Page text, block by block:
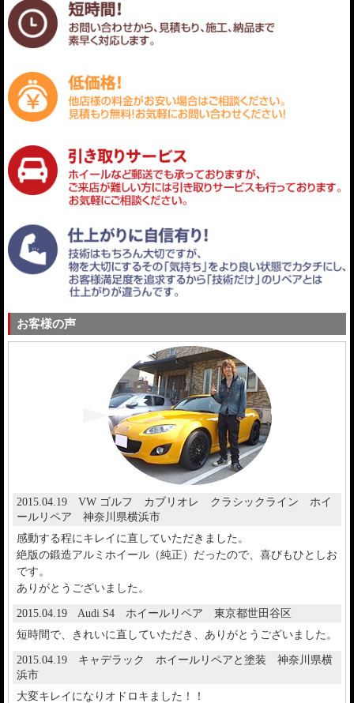
お客様の声
2015.04.19 VW ゴルフ カブリオレ クラシックライン ホイ
ールリペア 神奈川県横浜市
感動する程にキレイに直していただきました。
絶版の鍛造アルミホイール（純正）だったので、喜びもひとしお
です。
ありがとうございました。
2015.04.19 Audi S4 ホイールリペア 東京都世田谷区
短時間で、きれいに直していただき、ありがとうございました。
2015.04.19 キャデラック ホイールリペアと塗装 神奈川県横
浜市
大変キレイになりオドロキました！！